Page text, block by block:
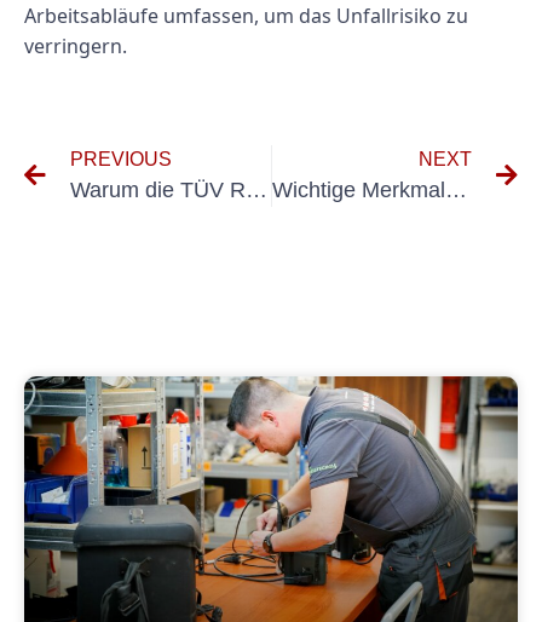
Arbeitsabläufe umfassen, um das Unfallrisiko zu
verringern.
PREVIOUS
Warum die TÜV Rheinland Elektroprüfung für die Vermeidung elektrischer Gefahren unerlässlich ist
NEXT
Wichtige Merkmale, auf die Sie bei einem Messgerät für die BGV-A3-Prüfung achten sollten